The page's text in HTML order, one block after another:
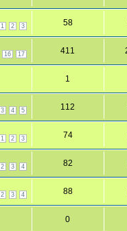
1 2 3 58
16 17 411
1
3 4 5 112
1 2 3 74
2 3 4 82
2 3 4 88
0